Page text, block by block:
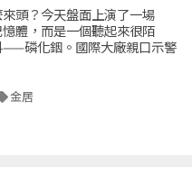
頭？今天盤面上演了一場
體，而是一個聽起來很陌
——磷化銦。國際大廠親口示警
金居